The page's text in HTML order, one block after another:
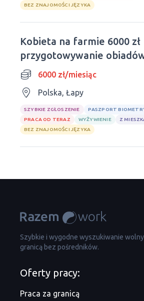
BEZ ZNAJOMOŚCI JĘZYKA
Kobieta na farmie 6000 zł
przygotowywanie
pojenie cieląt
6000 zł/miesiąc
Polska, Łapy
SZYBKIE ZGŁOSZENIE
PASZPORT
PRACA OD TERAZ
WYŻYWIENIE
Z
BEZ ZNAJOMOŚCI JĘZYKA
Szybkie i wygodne wyszukiwanie
granicą bez pośredników.
Oferty pracy:
Praca za granicą